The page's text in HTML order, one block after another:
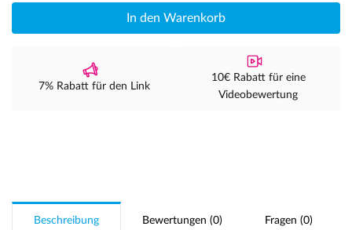
In den Warenkorb
7% Rabatt für den Link
10€ Rabatt für eine
Videobewertung
Beschreibung Bewertungen (0) Fragen (0)